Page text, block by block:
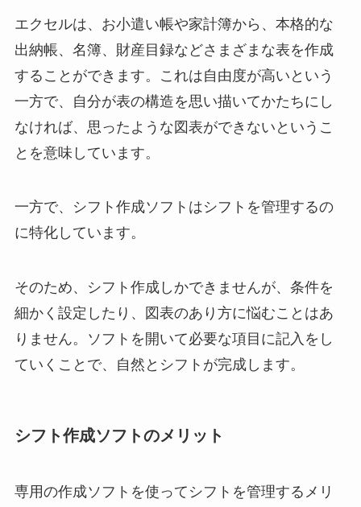
エクセルは、お小遣い帳や家計簿から、本格的な
出納帳、名簿、財産目録などさまざまな表を作成
することができます。これは自由度が高いという
一方で、自分が表の構造を思い描いてかたちにし
なければ、思ったような図表ができないというこ
とを意味しています。
一方で、シフト作成ソフトはシフトを管理するの
に特化しています。
そのため、シフト作成しかできませんが、条件を
細かく設定したり、図表のあり方に悩むことはあ
りません。ソフトを開いて必要な項目に記入をし
ていくことで、自然とシフトが完成します。
シフト作成ソフトのメリット
専用の作成ソフトを使ってシフトを管理するメリ